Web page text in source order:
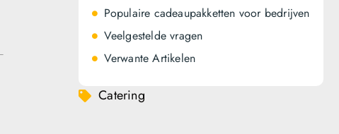
Populaire cadeaupakketten voor bedrijven
Veelgestelde vragen
Verwante Artikelen
Catering